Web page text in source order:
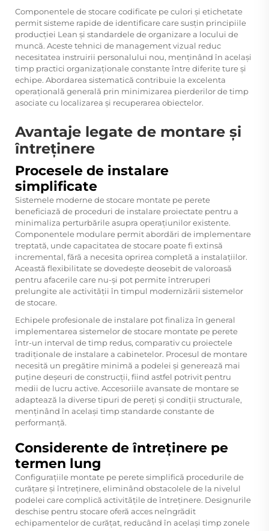
Componentele de stocare codificate pe culori și etichetate
permit sisteme rapide de identificare care susțin principiile
producției Lean și standardele de organizare a locului de
muncă. Aceste tehnici de management vizual reduc
necesitatea instruirii personalului nou, menținând în același
timp practici organizaționale constante între diferite ture și
echipe. Abordarea sistematică contribuie la excelenta
operațională generală prin minimizarea pierderilor de timp
asociate cu localizarea și recuperarea obiectelor.
Avantaje legate de montare și
întreținere
Procesele de instalare
simplificate
Sistemele moderne de stocare montate pe perete
beneficiază de proceduri de instalare proiectate pentru a
minimaliza perturbările asupra operațiunilor existente.
Componentele modulare permit abordări de implementare
treptată, unde capacitatea de stocare poate fi extinsă
incremental, fără a necesita oprirea completă a instalațiilor.
Această flexibilitate se dovedește deosebit de valoroasă
pentru afacerile care nu-și pot permite întreruperi
prelungite ale activității în timpul modernizării sistemelor
de stocare.
Echipele profesionale de instalare pot finaliza în general
implementarea sistemelor de stocare montate pe perete
într-un interval de timp redus, comparativ cu proiectele
tradiționale de instalare a cabinetelor. Procesul de montare
necesită un pregătire minimă a podelei și generează mai
puține deșeuri de construcții, fiind astfel potrivit pentru
medii de lucru active. Accesoriile avansate de montare se
adaptează la diverse tipuri de pereți și condiții structurale,
menținând în același timp standarde constante de
performanță.
Considerente de întreținere pe
termen lung
Configurațiile montate pe perete simplifică procedurile de
curățare și întreținere, eliminând obstacolele de la nivelul
podelei care complică activitățile de întreținere. Designurile
deschise pentru stocare oferă acces neîngrădit
echipamentelor de curățat, reducând în același timp zonele